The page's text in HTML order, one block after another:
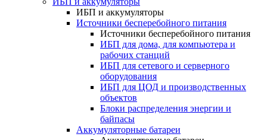
ИБП и аккумуляторы
Источники бесперебойного питания
Источники бесперебойного питания
ИБП для дома, для компьютера и
рабочих станций
ИБП для сетевого и серверного
оборудования
ИБП для ЦОД и производственных
объектов
Блоки распределения энергии и
байпасы
Аккумуляторные батареи